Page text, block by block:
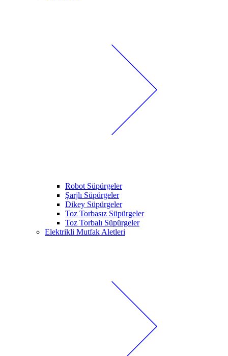
Robot Süpürgeler
Şarjlı Süpürgeler
Dikey Süpürgeler
Toz Torbasız Süpürgeler
Toz Torbalı Süpürgeler
Elektrikli Mutfak Aletleri